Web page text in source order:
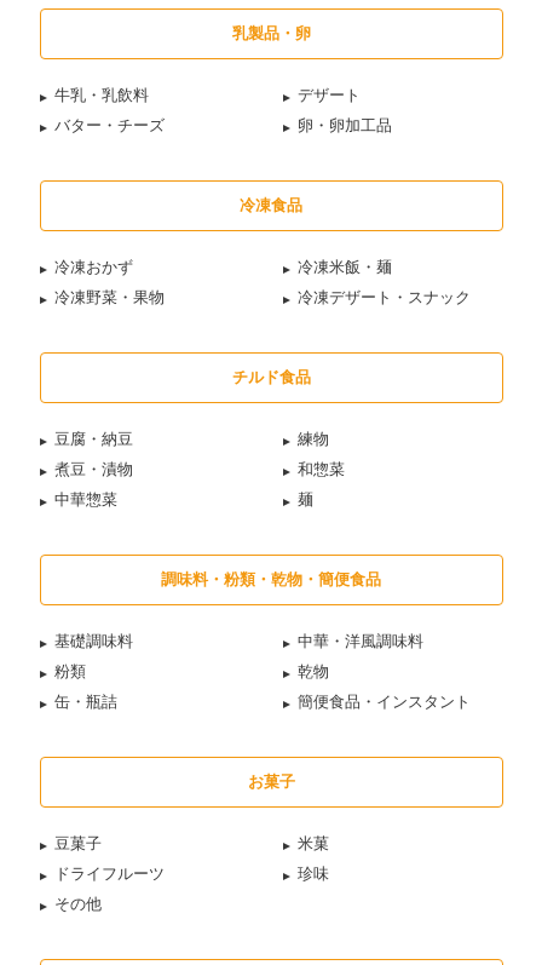
乳製品・卵
牛乳・乳飲料
デザート
バター・チーズ
卵・卵加工品
冷凍食品
冷凍おかず
冷凍米飯・麺
冷凍野菜・果物
冷凍デザート・スナック
チルド食品
豆腐・納豆
練物
煮豆・漬物
和惣菜
中華惣菜
麺
調味料・粉類・乾物・簡便食品
基礎調味料
中華・洋風調味料
粉類
乾物
缶・瓶詰
簡便食品・インスタント
お菓子
豆菓子
米菓
ドライフルーツ
珍味
その他